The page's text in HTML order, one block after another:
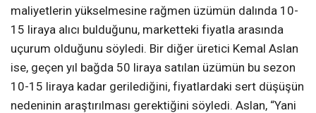
maliyetlerin yükselmesine rağmen üzümün dalında 10-
15 liraya alıcı bulduğunu, marketteki fiyatla arasında
uçurum olduğunu söyledi. Bir diğer üretici Kemal Aslan
ise, geçen yıl bağda 50 liraya satılan üzümün bu sezon
10-15 liraya kadar gerilediğini, fiyatlardaki sert düşüşün
nedeninin araştırılması gerektiğini söyledi. Aslan, “Yani